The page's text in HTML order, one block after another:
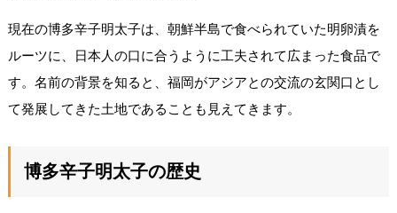
現在の博多辛子明太子は、朝鮮半島で食べられていた明卵漬を
ルーツに、日本人の口に合うように工夫されて広まった食品で
す。名前の背景を知ると、福岡がアジアとの交流の玄関口とし
て発展してきた土地であることも見えてきます。
博多辛子明太子の歴史